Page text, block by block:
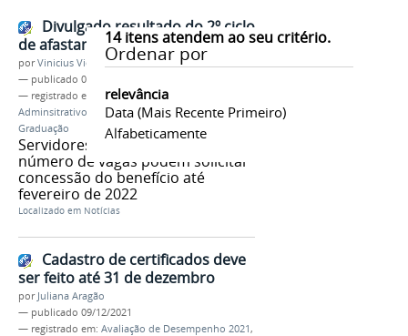
14itens atendem ao seu critério.
Ordenar por
relevância
Data (mais Recente Primeiro)
Alfabeticamente
Divulgado resultado do 2º ciclo
de afastamento para capacitação
porVinicius Vieira
— publicado 07/10/2021
— registrado em:
Afastamento,Técnico-
Adminsitrativo
Capacitação, Stricto Sensu,Pós-
Graduação
Servidores aprovados dentro do
número de vagas podem solicitar
concessão do benefício até
fevereiro de 2022
Localizado em Notícias
Cadastro de certificados deve
ser feito até 31 de dezembro
por Juliana Aragão
— publicado 09/12/2021
— registrado em: Avaliação de Desempenho 2021,